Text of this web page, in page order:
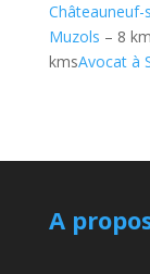
Châteauneuf-
Muzols – 8
kmsAvocat à
A